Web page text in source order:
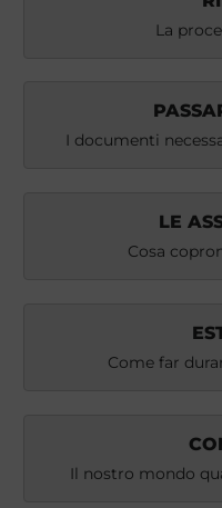
La
I documenti
LE
Cosa
Come far
Il nostro mondo